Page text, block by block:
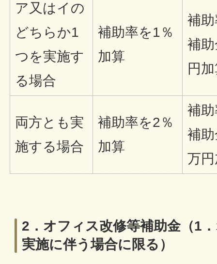
ア又はイの
どちらか1
つを実施す
る場合
補助率を1％
加算
補
補
円
両方とも実
施する場合
補助率を2％
加算
補
補
万
2．オフィス改修等補助金（1
実施に伴う場合に限る）